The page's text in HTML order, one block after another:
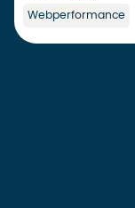
Webperformance